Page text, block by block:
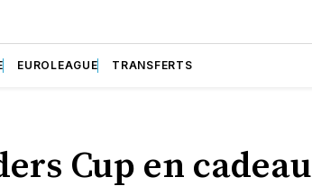
EUROLEAGUE TRANSFERTS
Cup en cadeau